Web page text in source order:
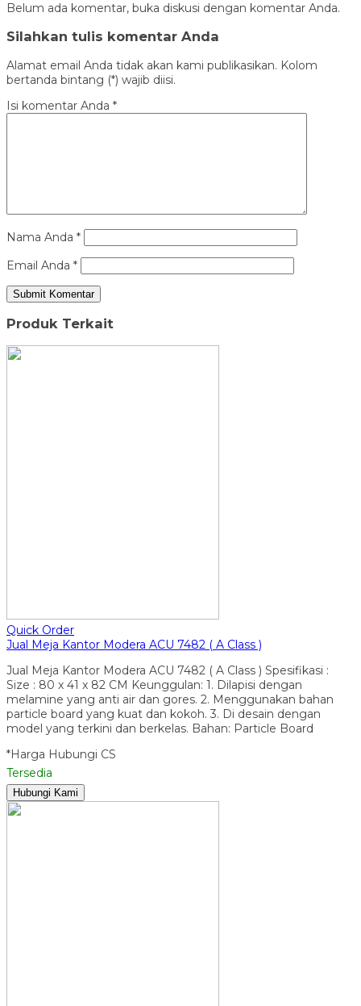
Belum ada komentar, buka diskusi dengan komentar Anda.
Silahkan tulis komentar Anda
Alamat email Anda tidak akan kami publikasikan. Kolom
bertanda bintang (*) wajib diisi.
Isi komentar Anda *
Nama Anda *
Email Anda *
Produk Terkait
Quick Order
Jual Meja Kantor Modera ACU 7482 ( A Class )
Jual Meja Kantor Modera ACU 7482 ( A Class ) Spesifikasi :
Size : 80 x 41 x 82 CM Keunggulan: 1. Dilapisi dengan
melamine yang anti air dan gores. 2. Menggunakan bahan
particle board yang kuat dan kokoh. 3. Di desain dengan
model yang terkini dan berkelas. Bahan: Particle Board
*Harga Hubungi CS
Tersedia
Hubungi Kami